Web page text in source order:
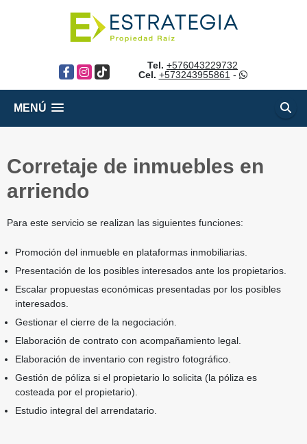
Facebook
Instagram
TikTok
Tel. +576043229732
Cel. +573243955861 -
MENÚ
Corretaje de inmuebles en
arriendo
Para este servicio se realizan las siguientes funciones:
Promoción del inmueble en plataformas inmobiliarias.
Presentación de los posibles interesados ante los propietarios.
Escalar propuestas económicas presentadas por los posibles
interesados.
Gestionar el cierre de la negociación.
Elaboración de contrato con acompañamiento legal.
Elaboración de inventario con registro fotográfico.
Gestión de póliza si el propietario lo solicita (la póliza es
costeada por el propietario).
Estudio integral del arrendatario.